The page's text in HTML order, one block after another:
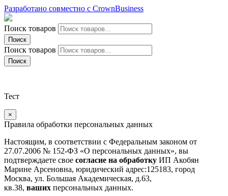
Разработано совместно с CrownBusiness
Поиск товаров
Поиск
Поиск товаров
Поиск
Тест
×
Правила обработки персональных данных
Настоящим, в соответствии с Федеральным законом от
27.07.2006 № 152-ФЗ «О персональных данных», вы
подтверждаете свое согласие на обработку ИП Акобян
Марине Арсеновна, юридический адрес:125183, город
Москва, ул. Большая Академическая, д.63,
кв.38, ваших персональных данных.